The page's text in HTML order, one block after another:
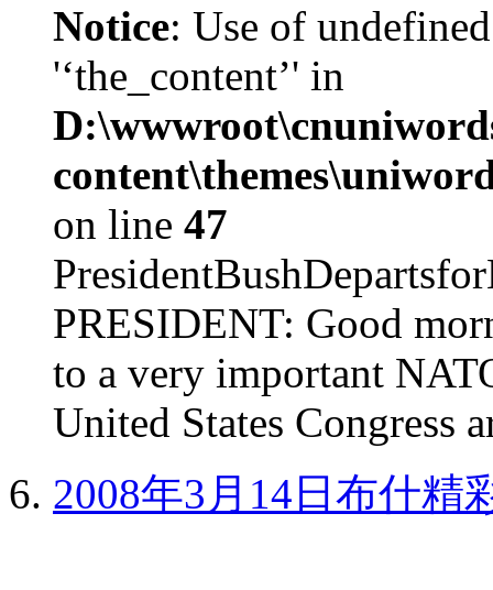
Notice: Use of
'‘the_content’' in
on line 47
PRESIDENT: Good
to a very important
United States Congress
2008年3月14日布什精